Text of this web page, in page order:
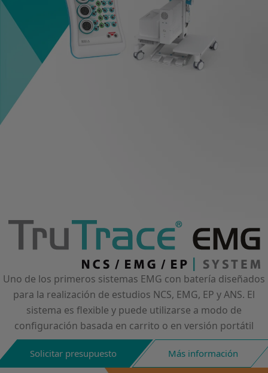
Uno de los primeros sistemas EMG con batería diseñados
para la realización de estudios NCS, EMG, EP y ANS. El
sistema es flexible y puede utilizarse a modo de
configuración basada en carrito o en versión portátil
Solicitar presupuesto Más información